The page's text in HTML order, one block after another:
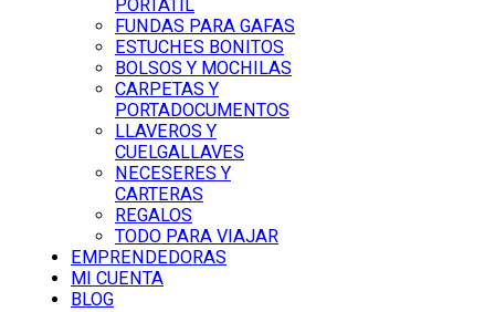
PORTÁTIL
FUNDAS PARA GAFAS
ESTUCHES BONITOS
BOLSOS Y MOCHILAS
CARPETAS Y
PORTADOCUMENTOS
LLAVEROS Y
CUELGALLAVES
NECESERES Y
CARTERAS
REGALOS
TODO PARA VIAJAR
EMPRENDEDORAS
MI CUENTA
BLOG